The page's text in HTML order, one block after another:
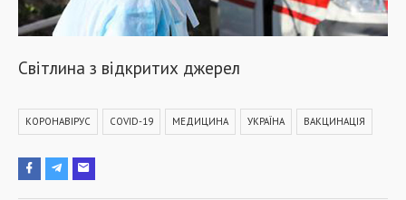
Світлина з відкритих джерел
КОРОНАВІРУС COVID-19 МЕДИЦИНА УКРАЇНА ВАКЦИНАЦІЯ